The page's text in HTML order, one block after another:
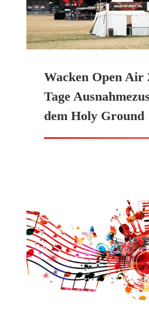
Wacken Open Air
Tage
dem Holy Ground